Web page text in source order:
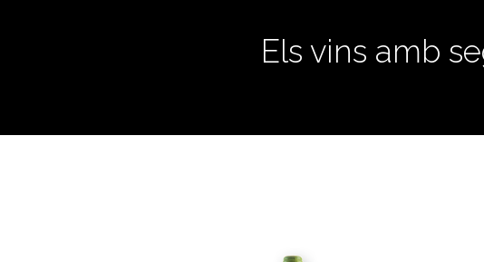
Els vins amb